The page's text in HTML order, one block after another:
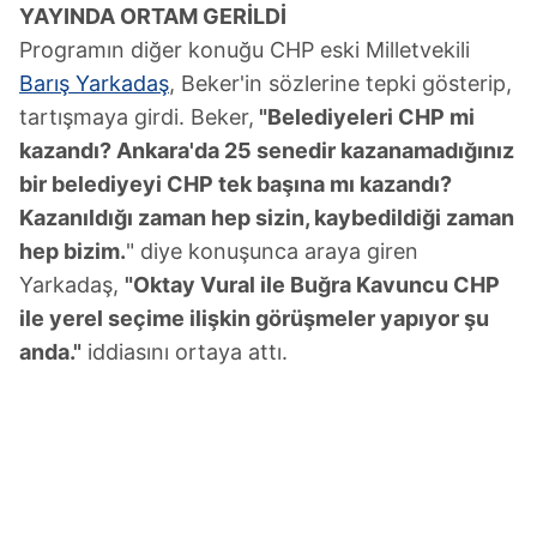
6698 sayılı Kişisel Verilerin Korunması Kanunu uyarınca
hazırlanmış Aydınlatma Metnimizi okumak ve sitemizde
ilgili mevzuata uygun olarak kullanılan çerezlerle ilgili bilgi
almak için lütfen
.
YAYINDA ORTAM GERİLDİ
Programın diğer konuğu CHP eski Milletvekili
Barış Yarkadaş, Beker'in sözlerine tepki gösterip,
tartışmaya girdi. Beker, "Belediyeleri CHP mi
kazandı? Ankara'da 25 senedir kazanamadığınız
bir belediyeyi CHP tek başına mı kazandı?
Kazanıldığı zaman hep sizin, kaybedildiği zaman
hep bizim." diye konuşunca araya giren
Yarkadaş, "Oktay Vural ile Buğra Kavuncu CHP
ile yerel seçime ilişkin görüşmeler yapıyor şu
anda." iddiasını ortaya attı.